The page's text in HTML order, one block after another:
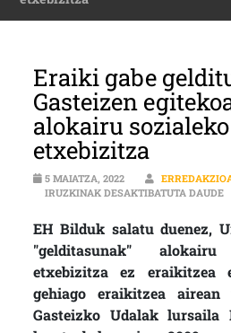
Eraiki gabe
Gasteizen
alokairu
etxebizitza
5 MAIATZA, 2022
IRUZKINAK DESAKTIBATUTA DAUDE
EH Bilduk salatu duenez,
"gelditasunak"
etxebizitza ez eraikitzea
gehiago eraikitzea
Gasteizko Udalak lursaila